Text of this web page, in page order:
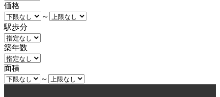
価格
～
駅歩分
築年数
面積
～